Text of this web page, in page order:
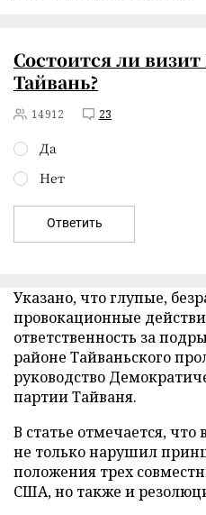
Состоится ли
Тайвань?
14912 23
Да
Нет
Ответить
Указано, что глупые,
провокационные
ответственность за
районе Тайваньского
руководство
партии Тайваня.
В статье отмечается,
не только нарушил
положения трех
США, но также и